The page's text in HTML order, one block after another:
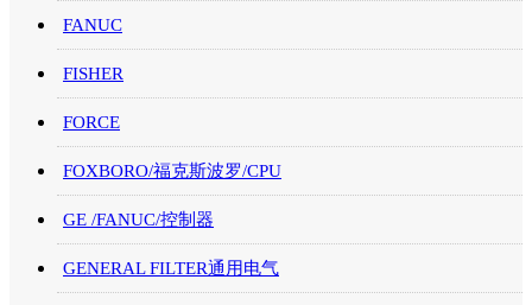
FANUC
FISHER
FORCE
FOXBORO/福克斯波罗/CPU
GE /FANUC/控制器
GENERAL FILTER通用电气